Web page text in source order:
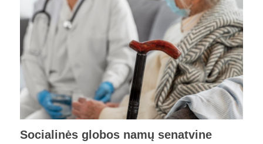
Socialinės globos namų senatvine